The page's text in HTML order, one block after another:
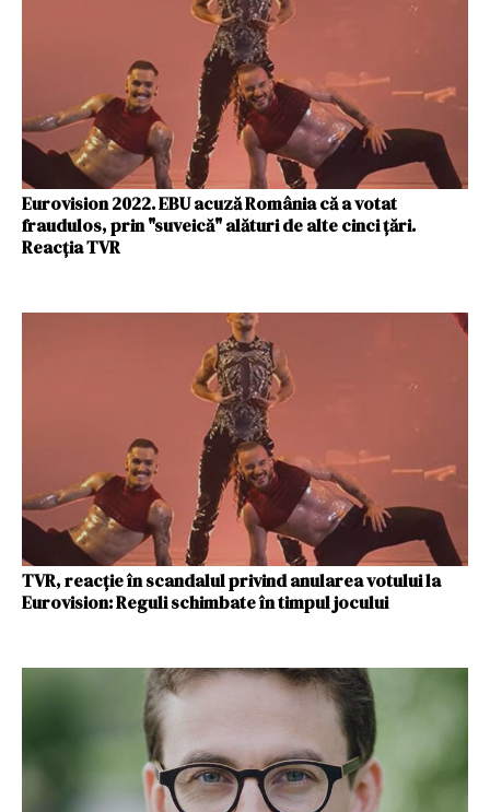
Eurovision 2022. EBU acuză România că a votat
fraudulos, prin "suveică" alături de alte cinci țări.
Reacția TVR
TVR, reacție în scandalul privind anularea votului la
Eurovision: Reguli schimbate în timpul jocului